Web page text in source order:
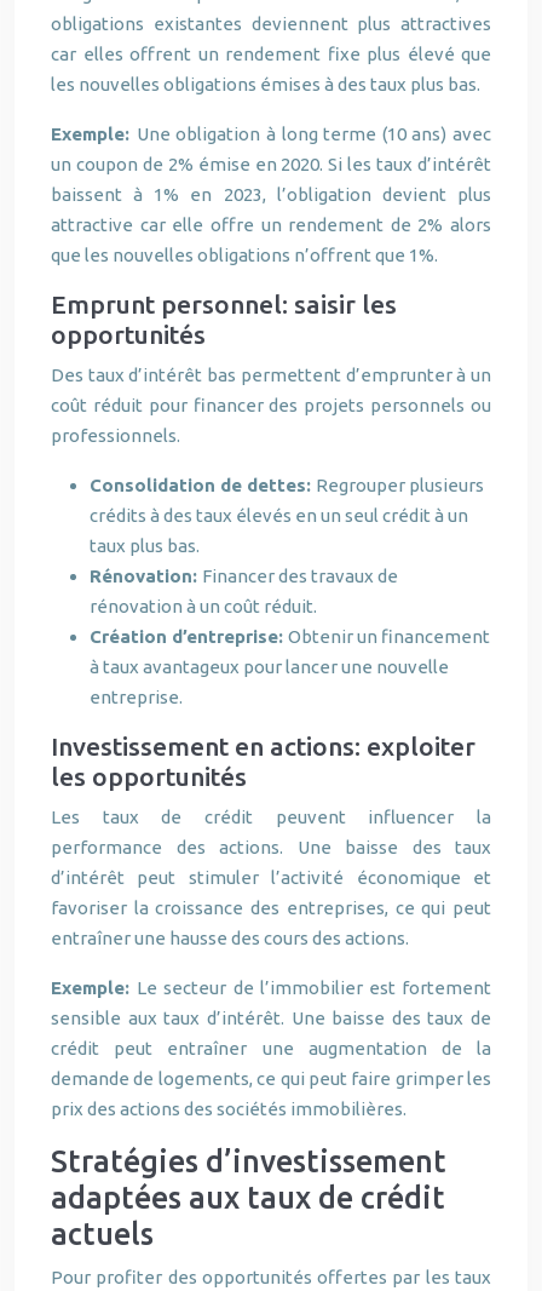
obligations existantes deviennent plus attractives
car elles offrent un rendement fixe plus élevé que
les nouvelles obligations émises à des taux plus bas.
Exemple: Une obligation à long terme (10 ans) avec
un coupon de 2% émise en 2020. Si les taux d’intérêt
baissent à 1% en 2023, l’obligation devient plus
attractive car elle offre un rendement de 2% alors
que les nouvelles obligations n’offrent que 1%.
Emprunt personnel: saisir les
opportunités
Des taux d’intérêt bas permettent d’emprunter à un
coût réduit pour financer des projets personnels ou
professionnels.
Consolidation de dettes: Regrouper plusieurs
crédits à des taux élevés en un seul crédit à un
taux plus bas.
Rénovation: Financer des travaux de
rénovation à un coût réduit.
Création d’entreprise: Obtenir un financement
à taux avantageux pour lancer une nouvelle
entreprise.
Investissement en actions: exploiter
les opportunités
Les taux de crédit peuvent influencer la
performance des actions. Une baisse des taux
d’intérêt peut stimuler l’activité économique et
favoriser la croissance des entreprises, ce qui peut
entraîner une hausse des cours des actions.
Exemple: Le secteur de l’immobilier est fortement
sensible aux taux d’intérêt. Une baisse des taux de
crédit peut entraîner une augmentation de la
demande de logements, ce qui peut faire grimper les
prix des actions des sociétés immobilières.
Stratégies d’investissement
adaptées aux taux de crédit
actuels
Pour profiter des opportunités offertes par les taux